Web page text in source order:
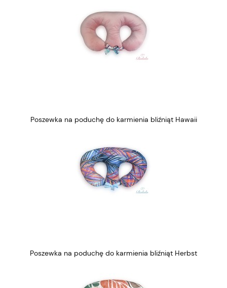
Poszewka na poduchę do karmienia bliźniąt Hawaii
Poszewka na poduchę do karmienia bliźniąt Herbst